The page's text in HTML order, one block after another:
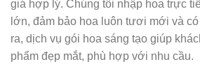
giá hợp lý. Chúng tôi nhập hoa trực
lớn, đảm bảo hoa luôn tươi mới và
ra, dịch vụ gói hoa sáng tạo giúp
phẩm đẹp mắt, phù hợp với nhu cầu.